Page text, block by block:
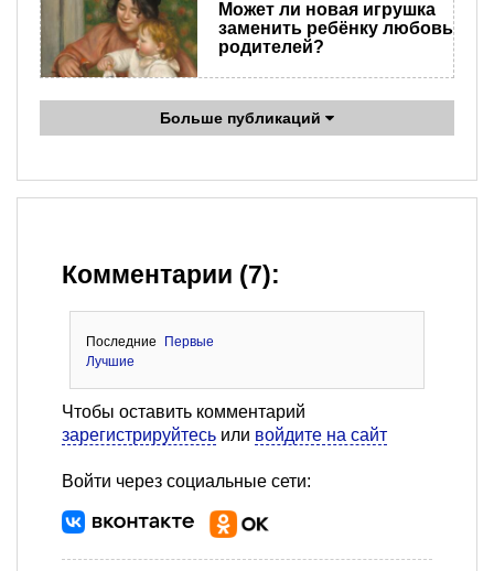
Может ли новая игрушка
заменить ребёнку любовь
родителей?
Больше публикаций
Комментарии (7):
Последние
Первые
Лучшие
Чтобы оставить комментарий
зарегистрируйтесь или войдите на сайт
Войти через социальные сети: